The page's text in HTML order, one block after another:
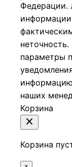
Федерации.
параметры
наших
Корзина
Корзина